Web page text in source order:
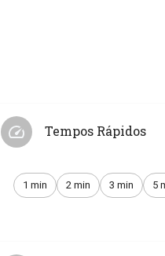
Tempos Rápidos
1 min 2 min 3 min 5